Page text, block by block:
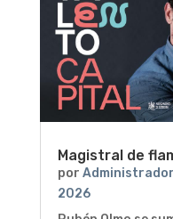
Magistral de
por Administrador
2026